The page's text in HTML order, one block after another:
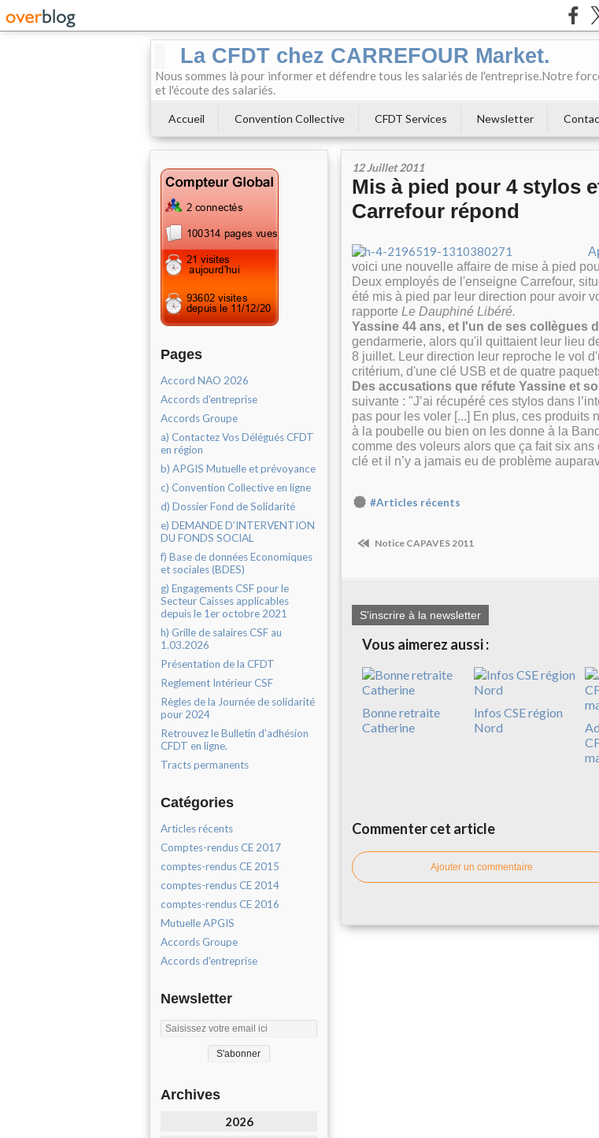
La CFDT chez CARREFOUR Market.
Nous sommes là pour informer et défendre tous les salariés de l'entreprise.Notre
et l'écoute des salariés.
Accueil Convention Collective CFDT Services Newsletter
Pages
Accord NAO 2026
Accords d'entreprise
Accords Groupe
a) Contactez Vos Délégués CFDT
en région
b) APGIS Mutuelle et prévoyance
c) Convention Collective en ligne
d) Dossier Fond de Solidarité
e) DEMANDE D’INTERVENTION
DU FONDS SOCIAL
f) Base de données Economiques
et sociales (BDES)
g) Engagements CSF pour le
Secteur Caisses applicables
depuis le 1er octobre 2021
h) Grille de salaires CSF au
1.03.2026
Présentation de la CFDT
Reglement Intérieur CSF
Règles de la Journée de solidarité
pour 2024
Retrouvez le Bulletin d'adhésion
CFDT en ligne.
Tracts permanents
Catégories
Articles récents
Comptes-rendus CE 2017
comptes-rendus CE 2015
comptes-rendus CE 2014
comptes-rendus CE 2016
Mutuelle APGIS
Accords Groupe
Accords d'entreprise
Newsletter
Archives
2026
12 Juillet 2011
Mis à pied pour 4 stylos
Carrefour répond
voici une nouvelle affaire de mise à pied
Deux employés de l'enseigne Carrefour,
été mis à pied par leur direction pour avoir
rapporte Le Dauphiné Libéré.
Yassine 44 ans, et l'un de ses collègues
gendarmerie, alors qu'il quittaient leur lieu
8 juillet. Leur direction leur reproche le vol
critérium, d'une clé USB et de quatre
Des accusations que réfute Yassine et
suivante : "J’ai récupéré ces stylos dans
pas pour les voler [...] En plus, ces produits
à la poubelle ou bien on les donne à la
comme des voleurs alors que ça fait six ans
clé et il n’y a jamais eu de problème
#Articles récents
Notice CAPAVES 2011
S'inscrire à la newsletter
Vous aimerez aussi :
Bonne retraite
Catherine
Infos CSE région
Nord
Commenter cet article
Ajouter un commentaire